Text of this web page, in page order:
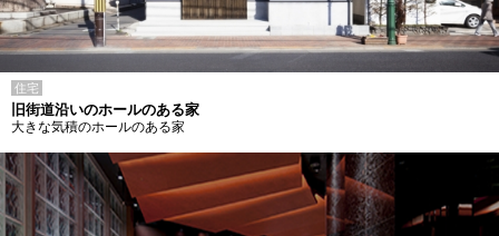
住宅
旧街道沿いのホールのある家
大きな気積のホールのある家